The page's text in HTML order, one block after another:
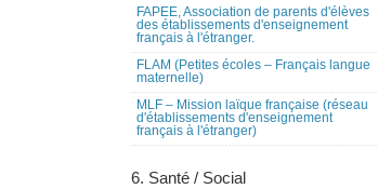
FAPEE, Association de parents d'élèves
des établissements d'enseignement
français à l'étranger.
FLAM (Petites écoles – Français langue
maternelle)
MLF – Mission laïque française (réseau
d'établissements d'enseignement
français à l'étranger)
6. Santé / Social